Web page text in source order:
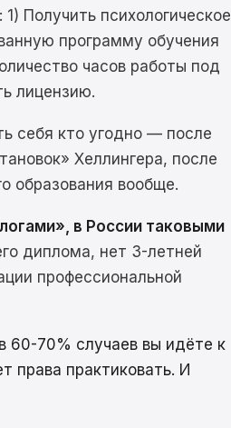
Получить психологическое
программу обучения
часов работы под
лицензию.
себя кто угодно — после
Хеллингера, после
образования вообще.
в России таковыми
диплома, нет 3-летней
профессиональной
60-70% случаев вы идёте к
права практиковать. И